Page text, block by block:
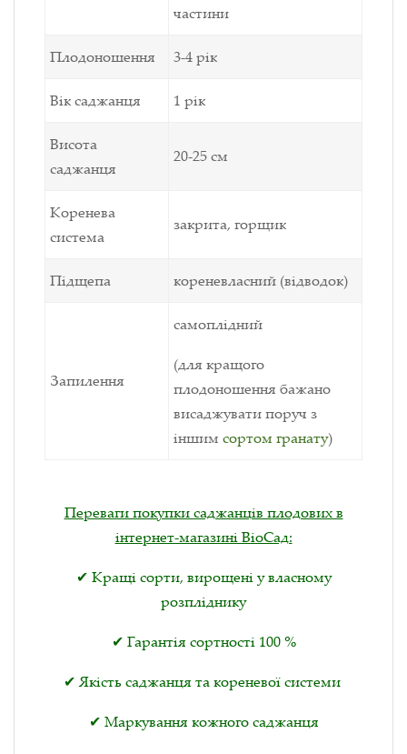
частини
Плодоношення 3-4 рік
Вік саджанця 1 рік
Висота
саджанця
20-25 см
Коренева
система
закрита, горщик
Підщепа кореневласний (відводок)
Запилення
самоплідний
(для кращого
плодоношення бажано
висаджувати поруч з
іншим сортом гранату)
Переваги покупки саджанців плодових в
інтернет-магазині ВіоСад:
✔ Кращі сорти, вирощені у власному
розпліднику
✔ Гарантія сортності 100 %
✔ Якість саджанця та кореневої системи
✔ Маркування кожного саджанця